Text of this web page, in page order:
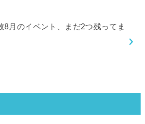
8月のイベント、まだ2つ残ってま